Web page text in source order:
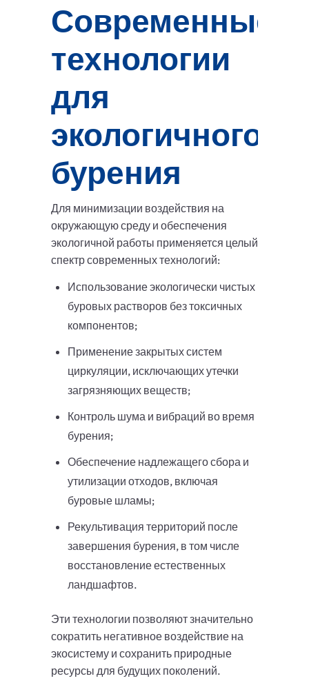
Современные
технологии
для
экологичного
бурения
Для минимизации воздействия на
окружающую среду и обеспечения
экологичной работы применяется целый
спектр современных технологий:
Использование экологически чистых
буровых растворов без токсичных
компонентов;
Применение закрытых систем
циркуляции, исключающих утечки
загрязняющих веществ;
Контроль шума и вибраций во время
бурения;
Обеспечение надлежащего сбора и
утилизации отходов, включая
буровые шламы;
Рекультивация территорий после
завершения бурения, в том числе
восстановление естественных
ландшафтов.
Эти технологии позволяют значительно
сократить негативное воздействие на
экосистему и сохранить природные
ресурсы для будущих поколений.